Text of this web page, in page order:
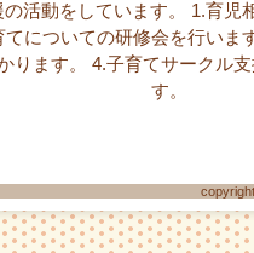
活動をしています。 1.育児
についての研修会を行いま
ります。 4.子育てサークル
す。